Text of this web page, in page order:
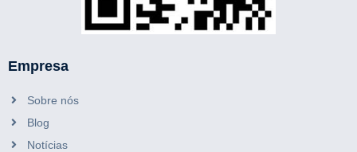
Empresa
Sobre nós
Blog
Notícias